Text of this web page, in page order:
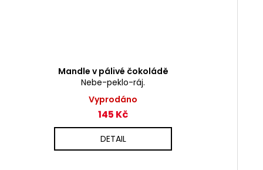
Mandle v pálivé čokoládě
Nebe-peklo-ráj.
Vyprodáno
145 Kč
DETAIL